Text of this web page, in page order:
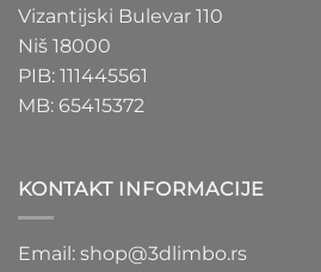
Vizantijski Bulevar 110
Niš 18000
PIB: 111445561
MB: 65415372
KONTAKT INFORMACIJE
Email: shop@3dlimbo.rs